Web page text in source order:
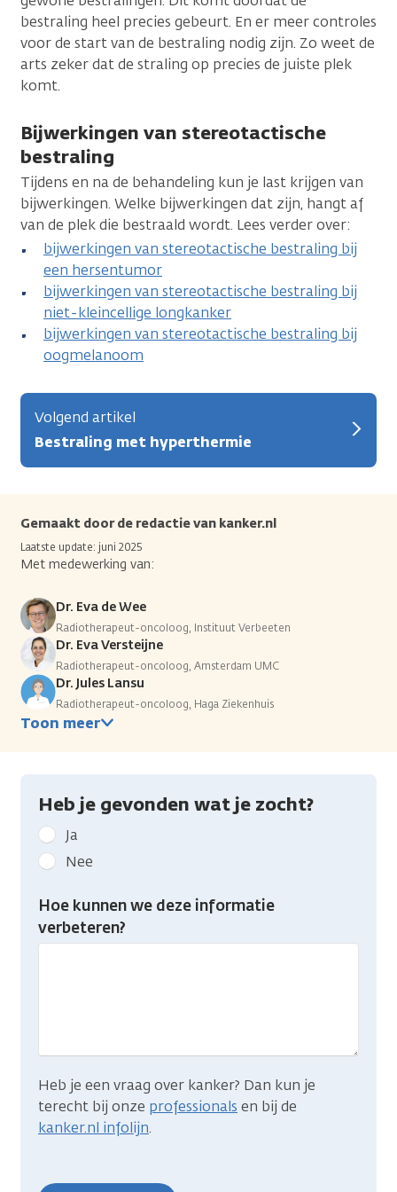
bestraling heel precies gebeurt. En er meer controles
voor de start van de bestraling nodig zijn. Zo weet de
arts zeker dat de straling op precies de juiste plek
komt.
Bijwerkingen van stereotactische
bestraling
Tijdens en na de behandeling kun je last krijgen van
bijwerkingen. Welke bijwerkingen dat zijn, hangt af
van de plek die bestraald wordt. Lees verder over:
bijwerkingen van stereotactische bestraling bij
een hersentumor
bijwerkingen van stereotactische bestraling bij
niet-kleincellige longkanker
bijwerkingen van stereotactische bestraling bij
oogmelanoom
Volgend artikel
Bestraling met hyperthermie
Gemaakt door de redactie van kanker.nl
Laatste update: juni 2025
Met medewerking van:
Dr. Eva de Wee
Radiotherapeut-oncoloog, Instituut Verbeeten
Dr. Eva Versteijne
Radiotherapeut-oncoloog, Amsterdam UMC
Dr. Jules Lansu
Radiotherapeut-oncoloog, Haga Ziekenhuis
Toon meer
Heb je gevonden wat je zocht?
Geef
kanker.nl
feedback:
Heb
gevonden
Ja
Nee
Hoe kunnen we deze informatie
verbeteren?
Heb je een vraag over kanker? Dan kun je
terecht bij onze professionals en bij de
kanker.nl infolijn.